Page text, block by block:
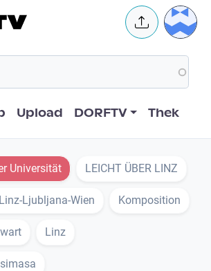
User
Upload DORFTV Thek
Universität LEICHT ÜBER LINZ
Ljubljana-Wien Komposition
Linz